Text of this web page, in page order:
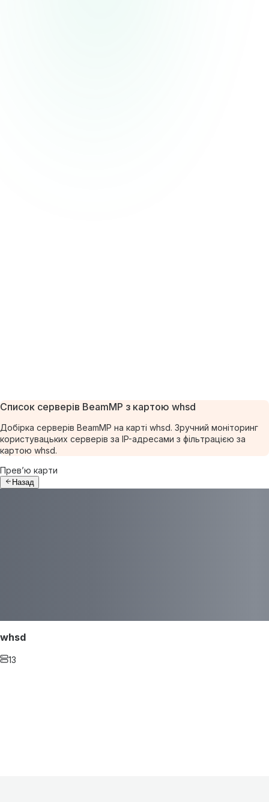
Список серверів BeamMP з картою whsd
Добірка серверів BeamMP на карті whsd. Зручний моніторинг
користувацьких серверів за IP-адресами з фільтрацією за
картою whsd.
Прев’ю карти
Назад
whsd
13